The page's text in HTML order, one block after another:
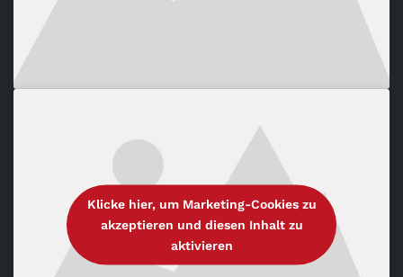
Klicke hier, um Marketing-Cookies zu
akzeptieren und diesen Inhalt zu
aktivieren